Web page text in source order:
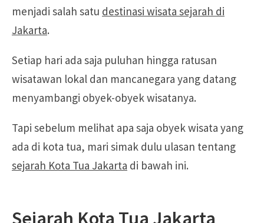
menjadi salah satu destinasi wisata sejarah di
Jakarta.
Setiap hari ada saja puluhan hingga ratusan
wisatawan lokal dan mancanegara yang datang
menyambangi obyek-obyek wisatanya.
Tapi sebelum melihat apa saja obyek wisata yang
ada di kota tua, mari simak dulu ulasan tentang
sejarah Kota Tua Jakarta di bawah ini.
Sejarah Kota Tua Jakarta